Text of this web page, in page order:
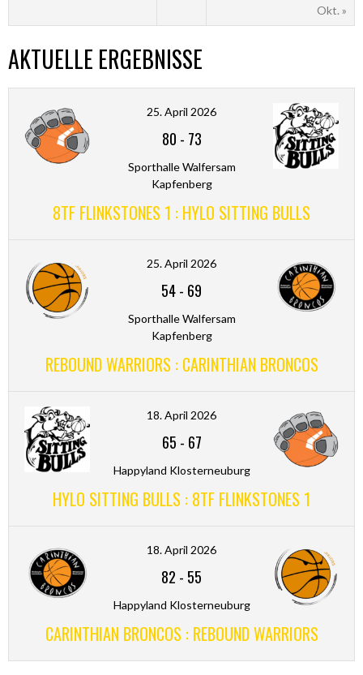
Okt. »
AKTUELLE ERGEBNISSE
25. April 2026
80 - 73
Sporthalle Walfersam
Kapfenberg
8TF FLINKSTONES 1 : HYLO SITTING BULLS
25. April 2026
54- 69
Sporthalle Walfersam
Kapfenberg
REBOUND WARRIORS : CARINTHIAN BRONCOS
18. April 2026
65 - 67
Happyland Klosterneuburg
HYLO SITTING BULLS : 8TF FLINKSTONES 1
18. April 2026
82 - 55
Happyland Klosterneuburg
CARINTHIAN BRONCOS : REBOUND WARRIORS